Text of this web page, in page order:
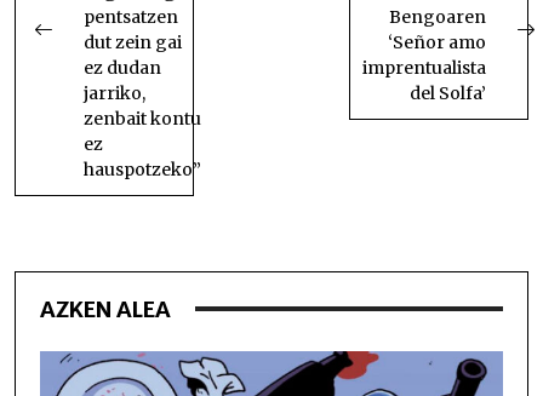
pentsatzen
dut zein gai
ez dudan
jarriko,
zenbait kontu
ez
hauspotzeko”
Bengoaren
‘Señor amo
imprentualista
del Solfa’
AZKEN ALEA